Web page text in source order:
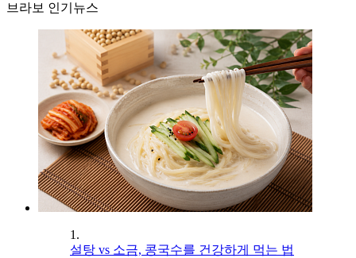
브라보 인기뉴스
1.
설탕 vs 소금, 콩국수를 건강하게 먹는 법